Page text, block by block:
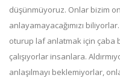
düşünmüyoruz. Onlar bizim
anlayamayacağımızı
oturup laf anlatmak için çaba
çalışıyorlar insanlara.
anlaşılmayı beklemiyorlar,